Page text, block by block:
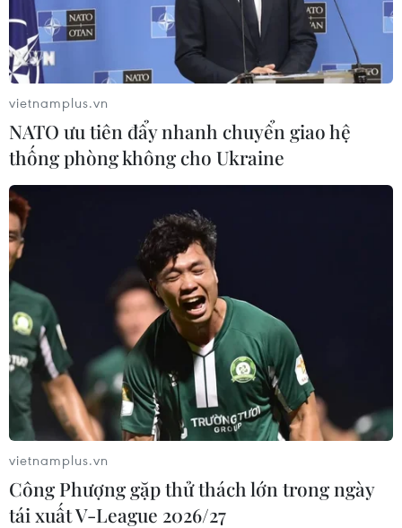
Cầu Nhị - một trong những cây cầu nổi tiếng hai bên bờ Trường
Giang ở thành phố Vũ Hán. (Ảnh: Tiến Trung/Vietnam+)
Bến tàu du lịch sông Trường Giang của thành phố Vũ Hán.
(Ảnh: Tiến Trung/Vietnam+)
(Vietnam+)
vietnamplus.vn
NATO ưu tiên đẩy nhanh chuyển giao hệ
thống phòng không cho Ukraine
vietnamplus.vn
Công Phượng gặp thử thách lớn trong ngày
tái xuất V-League 2026/27